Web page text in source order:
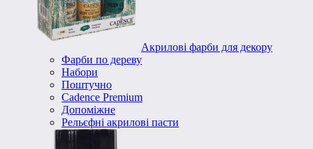
Акрилові фарби для декору
Фарби по дереву
Набори
Поштучно
Cadence Premium
Допоміжне
Рельєфні акрилові пасти